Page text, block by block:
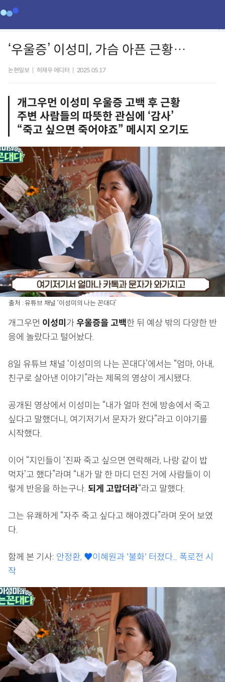
‘우울증’ 이성미, 가슴 아픈 근황…
논현일보 허재우 에디터 2025.05.17
개그우먼 이성미 우울증 고백 후 근황
주변 사람들의 따뜻한 관심에 ‘감사’
“죽고 싶으면 죽어야죠” 메시지 오기도
출처 : 유튜브 채널 ‘이성미의 나는 꼰대다’
개그우먼 이성미가우울증을 고백한 뒤 예상 밖의 다양한 반
응에 놀랐다고 털어놨다.
8일 유튜브 채널 ‘이성미의 나는 꼰대다’에서는 “엄마, 아내,
친구로 살아낸 이야기”라는 제목의 영상이 게시됐다.
공개된 영상에서 이성미는 “내가 얼마 전에 방송에서 죽고
싶다고 말했더니, 여기저기서 문자가 왔다”라고 이야기를
시작했다.
이어 “지인들이 ‘진짜 죽고 싶으면 연락해라, 나랑 같이 밥
먹자’고 했다”라며 “내가 말 한 마디 던진 거에 사람들이 이
렇게 반응을 하는구나. 되게 고맙더라“라고 말했다.
그는 유쾌하게 “자주 죽고 싶다고 해야겠다”라며 웃어 보였
다.
함께 본 기사: 안정환, ♥이혜원과 '불화' 터졌다... 폭로전 시
작